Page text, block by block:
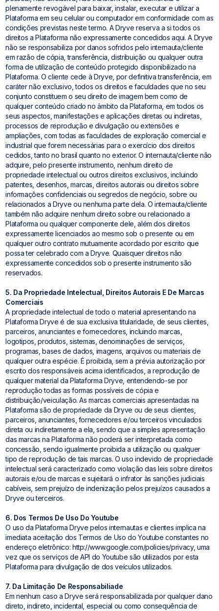
plenamente revogável para baixar, instalar, executar e utilizar a
Plataforma em seu celular ou computador em conformidade com as
condições previstas neste termo. A Dryve reserva a si todos os
direitos a Plataforma não expressamente concedidos aqui. A Dryve
não se responsabiliza por danos sofridos pelo internauta/cliente
em razão de cópia, transferência, distribuição ou qualquer outra
forma de utilização de conteúdo protegido disponibilizado na
Plataforma. O cliente cede à Dryve, por definitiva transferência, em
caráter não exclusivo, todos os direitos e faculdades que no seu
conjunto constituem o seu direito de imagem bem como de
qualquer conteúdo criado no âmbito da Plataforma, em todos os
seus aspectos, manifestações e aplicações diretas ou indiretas,
processos de reprodução e divulgação ou extensões e
ampliações, com todas as faculdades de exploração comercial e
industrial que forem necessárias para o exercício dos direitos
cedidos, tanto no brasil quanto no exterior. O internauta/cliente não
adquire, pelo presente instrumento, nenhum direito de
propriedade intelectual ou outros direitos exclusivos, incluindo
patentes, desenhos, marcas, direitos autorais ou direitos sobre
informações confidenciais ou segredos de negócio, sobre ou
relacionados a Dryve ou nenhuma parte dela. O internauta/cliente
também não adquire nenhum direito sobre ou relacionado a
Plataforma ou qualquer componente dele, além dos direitos
expressamente licenciados ao mesmo sob o presente ou em
qualquer outro contrato mutuamente acordado por escrito que
possa ter celebrado com a Dryve. Quaisquer direitos não
expressamente concedidos sob o presente instrumento são
reservados.
5. Da Propriedade Intelectual, Direitos Autorais E De Marcas
Comerciais
A propriedade intelectual de todo o material apresentando na
Plataforma Dryve é de sua exclusiva titularidade, de seus clientes,
parceiros, anunciantes e fornecedores, incluindo marcas,
logotipos, produtos, sistemas, denominações de serviços,
programas, bases de dados, imagens, arquivos ou materiais de
qualquer outra espécie. É proibida, sem a prévia autorização por
escrito dos responsáveis acima identificados, a reprodução de
qualquer material da Plataforma Dryve, entendendo-se por
reprodução todas as formas possíveis de cópia e
distribuição/veiculação. As marcas comerciais apresentadas na
Plataforma são de propriedade da Dryve ou de seus clientes,
parceiros, anunciantes, fornecedores e/ou terceiros vinculados
direta ou indiretamente a ela, sendo que a simples apresentação
das marcas na Plataforma não poderá ser interpretada como
concessão, sendo igualmente proibida a utilização ou qualquer
tipo de reprodução de tais marcas. O uso indevido de propriedade
intelectual será caracterizado como violação das leis sobre direitos
autorais e/ou de marcas e sujeitará o infrator às sanções judiciais
cabíveis, sem prejuízo de indenização pelos prejuízos causados a
Dryve ou terceiros.
6. Dos Termos De Uso Do Youtube
O uso da Plataforma Dryve pelos internautas e clientes implica na
imediata aceitação dos Termos de Uso do Youtube constantes no
endereço eletrônico: http://www.google.com/policies/privacy, uma
vez que os serviços de API do Youtube são utilizados por esta
Plataforma para divulgação de dos veículos utilizados.
7. Da Limitação De Responsabiliade
Em nenhum caso a Dryve será responsabilizada por qualquer dano
direto, indireto, incidental, especial ou como consequência de